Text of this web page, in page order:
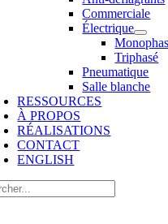
Commerciale
Électrique
Triphasé
Pneumatique
Salle blanche
RESSOURCES
À PROPOS
RÉALISATIONS
CONTACT
ENGLISH